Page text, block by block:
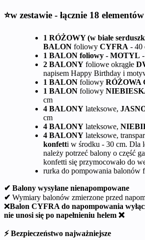
⭐w zestawie - łącznie 18 elementów
1 RÓŻOWY (w białe
BALON foliowy CYFRA - 40
1 BALON foliowy - MOTYL
2 BALONY foliowe okrągłe
napisem Happy Birthday i
1 BALON foliowy RÓŻOWA
1 BALON foliowy
cm
4 BALONY lateksowe,
cm
4 BALONY lateksowe,
4 BALONY lateksowe,
konfetti w środku - 30 cm. Dla
należy potrzeć balony o część
konfetti się przymocowało do
rurka do pompowania balonów
✔ Balony wysyłane nienapompowane
✔ Wymiary balonów zmierzone przed
❌Balon CYFRA do napompowania
nie unosi się po napełnieniu helem ❌
⚡ Bezpieczeństwo najważniejsze